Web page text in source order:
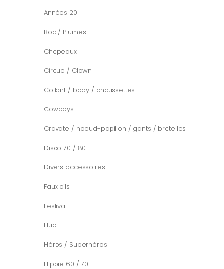
Années 20
Boa / Plumes
Chapeaux
Cirque / Clown
Collant / body / chaussettes
Cowboys
Cravate / noeud-papillon / gants / bretelles
Disco 70 / 80
Divers accessoires
Faux cils
Festival
Fluo
Héros / Superhéros
Hippie 60 / 70